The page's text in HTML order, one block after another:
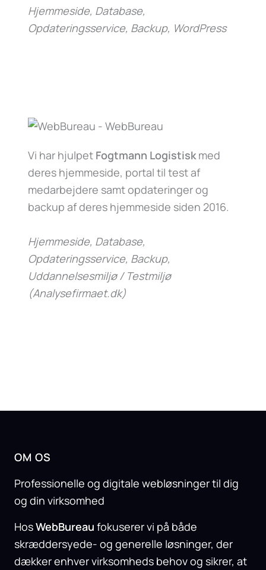
Hjemmeside, Database,
Opdateringsservice, Backup, WordPress
Vi har hjulpet Fogtmann Logistiskmed
deres hjemmeside, portal til test af
medarbejdere samt opdateringer og
backup af deres hjemmeside siden 2016.
Hjemmeside, Database,
Opdateringsservice, Backup,
Uddannelsesmiljø / Testmiljø
(Analysefirmaet.dk)
OM OS
Professionelle og digitale webløsninger til dig
og din virksomhed
HosWebBureau fokuserer vi på både
skræddersyede- og generelle løsninger, der
dækker enhver virksomheds behov og sikrer, at